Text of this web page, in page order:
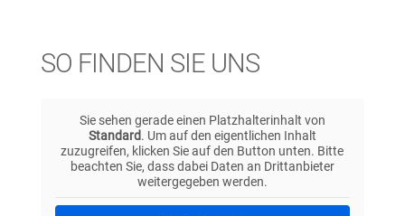
SO FINDEN SIE UNS
Sie sehen gerade einen Platzhalterinhalt von
Standard. Um auf den eigentlichen Inhalt
zuzugreifen, klicken Sie auf den Button unten. Bitte
beachten Sie, dass dabei Daten an Drittanbieter
weitergegeben werden.